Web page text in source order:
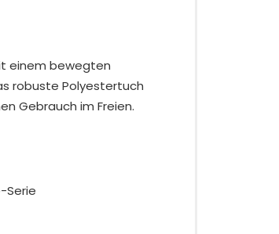
einem bewegten
robuste Polyestertuch
Gebrauch im Freien.
Serie